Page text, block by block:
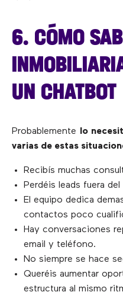
6. CÓMO
UN CHATBOT
Probablemente
lo
varias de estas
Recibís muchas
Perdéis leads fuera
El equipo dedica
contactos poco
Hay conversaciones
email y teléfono.
No siempre se hace
Queréis aumentar
estructura al mismo